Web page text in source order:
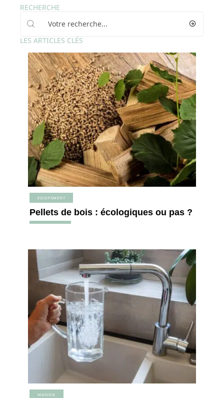
RECHERCHE
LES ARTICLES CLÉS
EQUIPEMENT
Pellets de bois : écologiques ou pas ?
MAISON